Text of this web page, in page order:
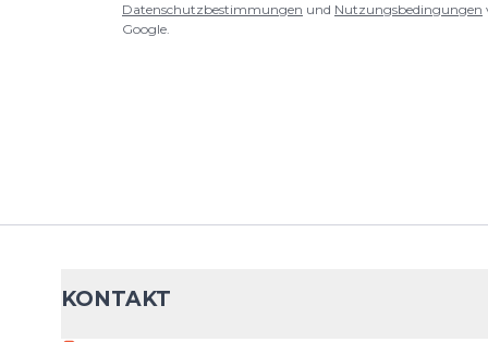
Datenschutzbestimmungen und Nutzungsbedingungen
Google.
KONTAKT